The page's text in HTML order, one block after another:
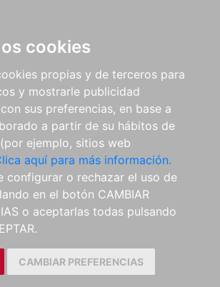
cookies
propias y de terceros para
y mostrarle publicidad
sus preferencias, en base a
a partir de su hábitos de
ejemplo, sitios web
aquí para más información.
configurar o rechazar el uso de
en el botón CAMBIAR
o aceptarlas todas pulsando
CAMBIAR PREFERENCIAS